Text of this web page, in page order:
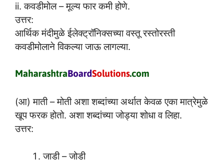
ii. कवडीमोल – मूल्य फार कमी होणे.
उत्तर:
आर्थिक मंदीमुळे ईलेक्ट्रॉनिक्सच्या वस्तू रस्तोरस्ती
कवडीमोलाने विकल्या जाऊ लागल्या.
(आ) माती – मोती अशा शब्दांच्या अर्थात केवळ एका मात्रेमुळे
खूप फरक होतो. अशा शब्दांच्या जोड्या शोधा व लिहा.
उत्तर:
जाडी – जोडी